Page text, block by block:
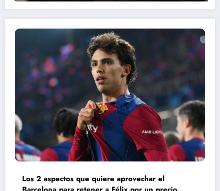
Los 2 aspectos que quiere aprovechar el